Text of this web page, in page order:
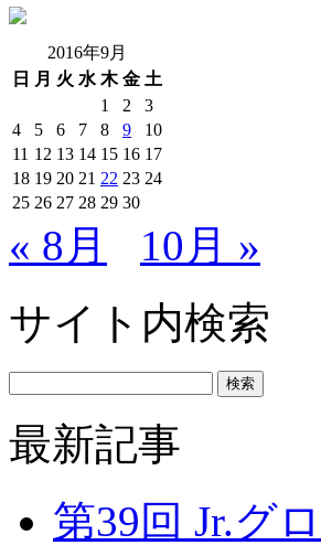
2016年9月
日
月 火 水 木 金 土
1
2
3
4
5 6 7 8 9
10
11 12 13 14 15 16 17
18 19 20 21 22 23 24
25 26 27 28 29 30
« 8月
10月 »
サイト内検索
最新記事
第39回 Jr.グ